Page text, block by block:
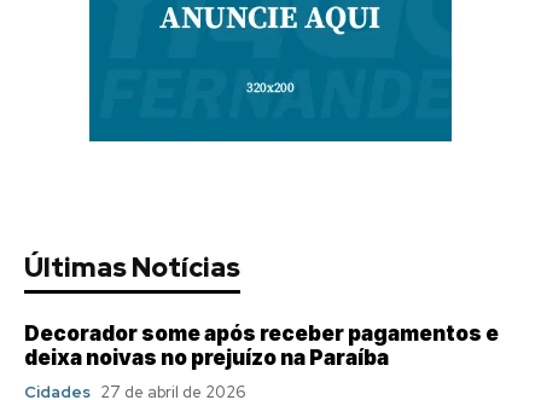
Últimas Notícias
Decorador some após receber pagamentos e
deixa noivas no prejuízo na Paraíba
Cidades 27 de abril de 2026